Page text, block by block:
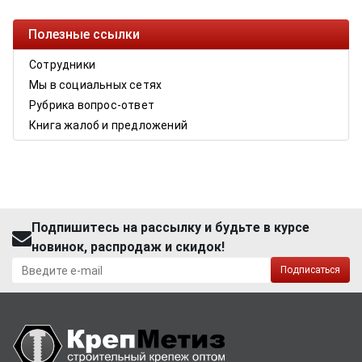
Полезные ссылки
Сотрудники
Мы в социальных сетях
Рубрика вопрос-ответ
Книга жалоб и предложений
Подпишитесь на рассылку и будьте в курсе
новинок, распродаж и скидок!
Подписаться